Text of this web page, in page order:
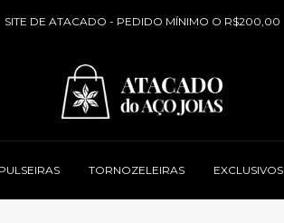
SITE DE ATACADO - PEDIDO MÍNIMO O R$200,00
PULSEIRAS TORNOZELEIRAS EXCLUSIVOS